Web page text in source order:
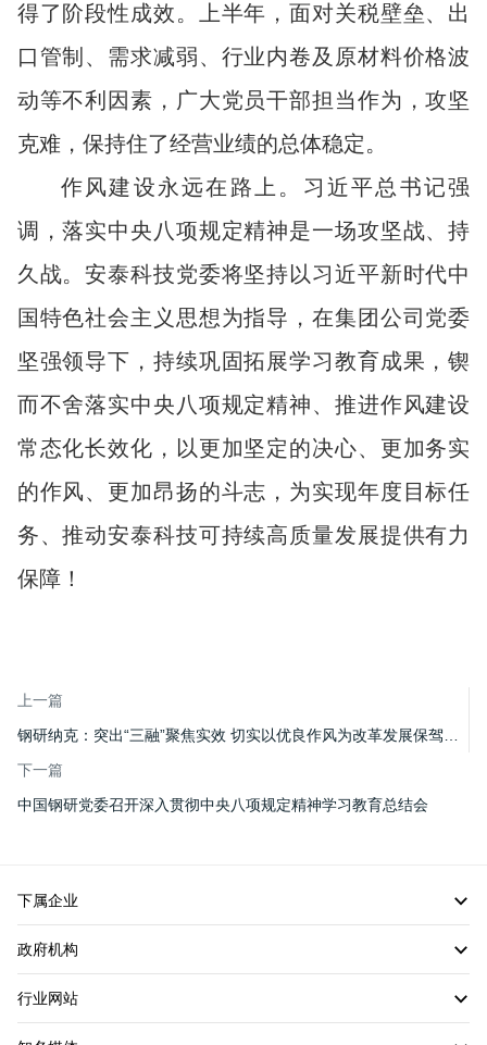
得了阶段性成效。上半年，面对关税壁垒、出
口管制、需求减弱、行业内卷及原材料价格波
动等不利因素，广大党员干部担当作为，攻坚
克难，保持住了经营业绩的总体稳定。
作风建设永远在路上。习近平总书记强
调，落实中央八项规定精神是一场攻坚战、持
久战。安泰科技党委将坚持以习近平新时代中
国特色社会主义思想为指导，在集团公司党委
坚强领导下，持续巩固拓展学习教育成果，锲
而不舍落实中央八项规定精神、推进作风建设
常态化长效化，以更加坚定的决心、更加务实
的作风、更加昂扬的斗志，为实现年度目标任
务、推动安泰科技可持续高质量发展提供有力
保障！
上一篇
下一篇
中国钢研党委召开深入贯彻中央八项规定精神学习教育总结会
下属企业
政府机构
行业网站